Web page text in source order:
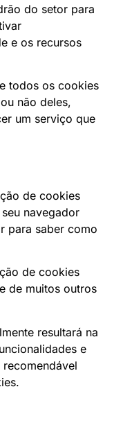
do setor para
e os recursos
todos os cookies
não deles,
um serviço que
de cookies
navegador
para saber como
de cookies
de muitos outros
resultará na
e